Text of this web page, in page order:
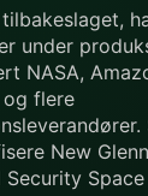
under
NASA,
og flere
New